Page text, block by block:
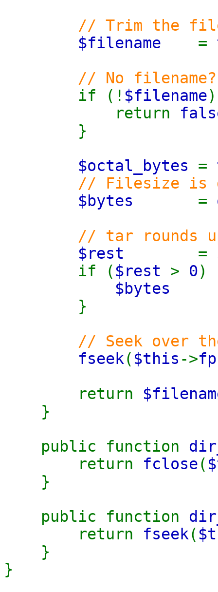
// Trim the
$filename =
// No
if (! $filename
return
}
$octal_bytes =
// Filesize is
$bytes =
// tar rounds
$rest =
if ( $rest > 0)
}
// Seek over
fseek( $this ->fp
return
}
public function
return fclose(
}
public function
return fseek(
}
}